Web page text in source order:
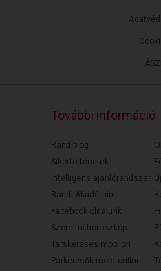
További információ
Randiblog
Sikertörténetek
Intelligens ajánlórendszer
Randi Akadémia
Facebook oldalunk
Szerelmi horoszkóp
Társkeresés mobilon
Párkeresők most online